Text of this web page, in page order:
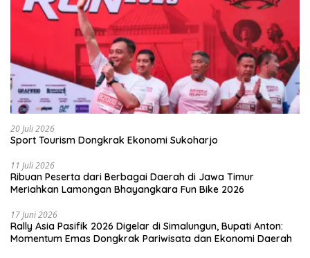
20 Juli 2026
Sport Tourism Dongkrak Ekonomi Sukoharjo
11 Juli 2026
Ribuan Peserta dari Berbagai Daerah di Jawa Timur
Meriahkan Lamongan Bhayangkara Fun Bike 2026
17 Juni 2026
Rally Asia Pasifik 2026 Digelar di Simalungun, Bupati Anton:
Momentum Emas Dongkrak Pariwisata dan Ekonomi Daerah